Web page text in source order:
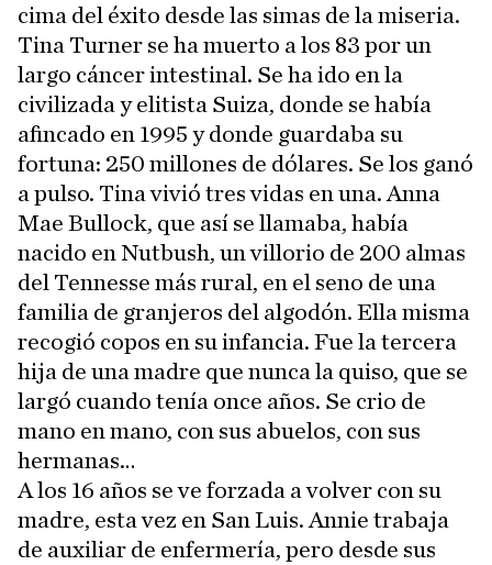
cima del éxito desde las simas de la miseria.
Tina Turner se ha muerto a los 83 por un
largo cáncer intestinal. Se ha ido en la
civilizada y elitista Suiza, donde se había
afincado en 1995 y donde guardaba su
fortuna: 250 millones de dólares. Se los ganó
a pulso. Tina vivió tres vidas en una. Anna
Mae Bullock, que así se llamaba, había
nacido en Nutbush, un villorio de 200 almas
del Tennesse más rural, en el seno de una
familia de granjeros del algodón. Ella misma
recogió copos en su infancia. Fue la tercera
hija de una madre que nunca la quiso, que se
largó cuando tenía once años. Se crio de
mano en mano, con sus abuelos, con sus
hermanas…
A los 16 años se ve forzada a volver con su
madre, esta vez en San Luis. Annie trabaja
de auxiliar de enfermería, pero desde sus